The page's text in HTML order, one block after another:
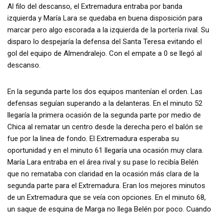
Al filo del descanso, el Extremadura entraba por banda
izquierda y María Lara se quedaba en buena disposición para
marcar pero algo escorada a la izquierda de la portería rival. Su
disparo lo despejaría la defensa del Santa Teresa evitando el
gol del equipo de Almendralejo. Con el empate a 0 se llegó al
descanso.
En la segunda parte los dos equipos mantenían el orden. Las
defensas seguían superando a la delanteras. En el minuto 52
llegaría la primera ocasión de la segunda parte por medio de
Chica al rematar un centro desde la derecha pero el balón se
fue por la linea de fondo. El Extremadura esperaba su
oportunidad y en el minuto 61 llegaría una ocasión muy clara.
María Lara entraba en el área rival y su pase lo recibía Belén
que no remataba con claridad en la ocasión más clara de la
segunda parte para el Extremadura. Eran los mejores minutos
de un Extremadura que se veía con opciones. En el minuto 68,
un saque de esquina de Marga no llega Belén por poco. Cuando